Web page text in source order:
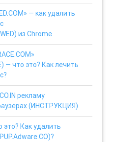
— как удалить
из Chrome
— что это? Как лечить
рекламу
(ИНСТРУКЦИЯ)
это? Как удалить